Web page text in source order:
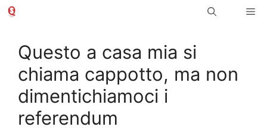
Vai
Questo a casa mia si
chiama cappotto, ma non
dimentichiamoci i
referendum